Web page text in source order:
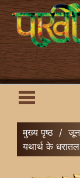
मुख्य पृष्ठ /
यथार्थ के धरातल